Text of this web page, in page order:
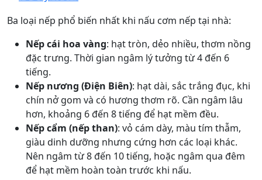
Ba loại nếp phổ biến nhất khi nấu cơm nếp tại nhà:
Nếp cái hoa vàng: hạt tròn, dẻo nhiều, thơm nồng
đặc trưng. Thời gian ngâm lý tưởng từ 4 đến 6
tiếng.
Nếp nương (Điện Biên): hạt dài, sắc trắng đục, khi
chín nở gom và có hương thơm rõ. Cần ngâm lâu
hơn, khoảng 6 đến 8 tiếng để hạt mềm đều.
Nếp cẩm (nếp than): vỏ cám dày, màu tím thẫm,
giàu dinh dưỡng nhưng cứng hơn các loại khác.
Nên ngâm từ 8 đến 10 tiếng, hoặc ngâm qua đêm
để hạt mềm hoàn toàn trước khi nấu.